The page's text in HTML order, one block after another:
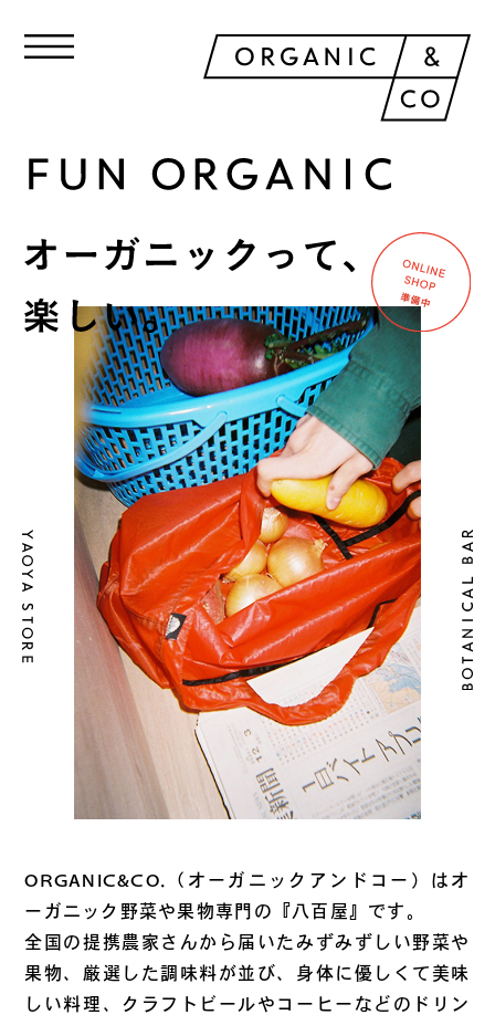
ORGANIC&CO.（オーガニックアンドコー）はオ
ーガニック野菜や果物専門の『八百屋』です。
全国の提携農家さんから届いたみずみずしい野菜や
果物、厳選した調味料が並び、身体に優しくて美味
しい料理、クラフトビールやコーヒーなどのドリン